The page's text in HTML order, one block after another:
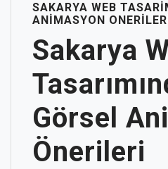
SAKARYA WEB
ANIMASYON
Sakarya
Görsel
Önerileri